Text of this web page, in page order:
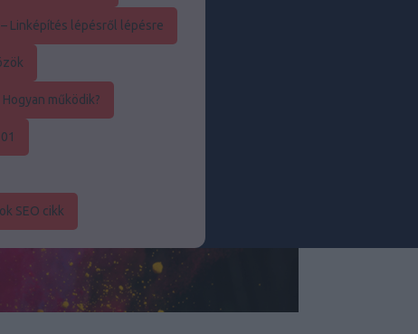
Linképítés lépésről lépésre
működik?
SEO cikk